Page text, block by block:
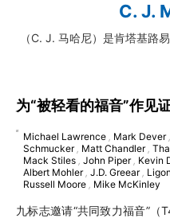
福音传讲与宣教
正體
西班牙语
葡萄
越南语
意大
韩语
土耳
阿尔巴尼亚语
塞
C. J.
（C. J. 马哈尼）是肯塔基路
为“被轻看的福音”作见
Michael Lawrence , Mark Dever ,
Schmucker , Matt Chandler ,
Mack Stiles , John Piper , Kevin
Albert Mohler , J.D. Greear ,
Russell Moore , Mike McKinley
九标志邀请“共同致力福音”（